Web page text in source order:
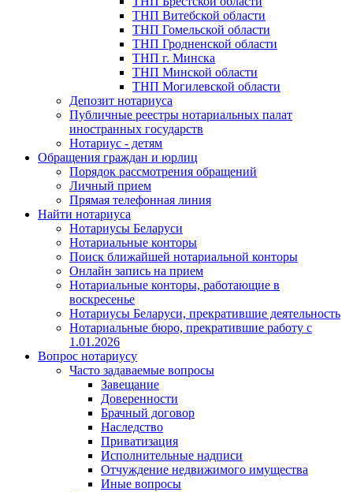
ТНП Витебской области
ТНП Гомельской области
ТНП Гродненской области
ТНП г. Минска
ТНП Минской области
ТНП Могилевской области
Депозит нотариуса
Публичные реестры нотариальных палат
иностранных государств
Нотариус - детям
Обращения граждан и юрлиц
Порядок рассмотрения обращений
Личный прием
Прямая телефонная линия
Найти нотариуса
Нотариусы Беларуси
Нотариальные конторы
Поиск ближайшей нотариальной конторы
Онлайн запись на прием
Нотариальные конторы, работающие в
воскресенье
Нотариусы Беларуси, прекратившие деятельность
Нотариальные бюро, прекратившие работу с
1.01.2026
Вопрос нотариусу
Часто задаваемые вопросы
Завещание
Доверенности
Брачный договор
Наследство
Приватизация
Исполнительные надписи
Отчуждение недвижимого имущества
Иные вопросы